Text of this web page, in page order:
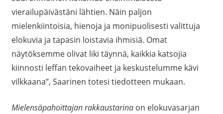
vierailupäivästäni lähtien. Näin paljon
mielenkiintoisia, hienoja ja monipuolisesti valittuja
elokuvia ja tapasin loistavia ihmisiä. Omat
näytöksemme olivat liki täynnä, kaikkia katsojia
kiinnosti leffan tekovaiheet ja keskustelumme kävi
vilkkaana”, Saarinen totesi tiedotteen mukaan.
Mielensäpahoittajan rakkaustarina on elokuvasarjan